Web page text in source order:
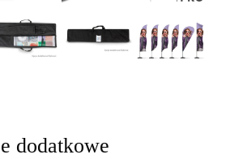
dodatkowe